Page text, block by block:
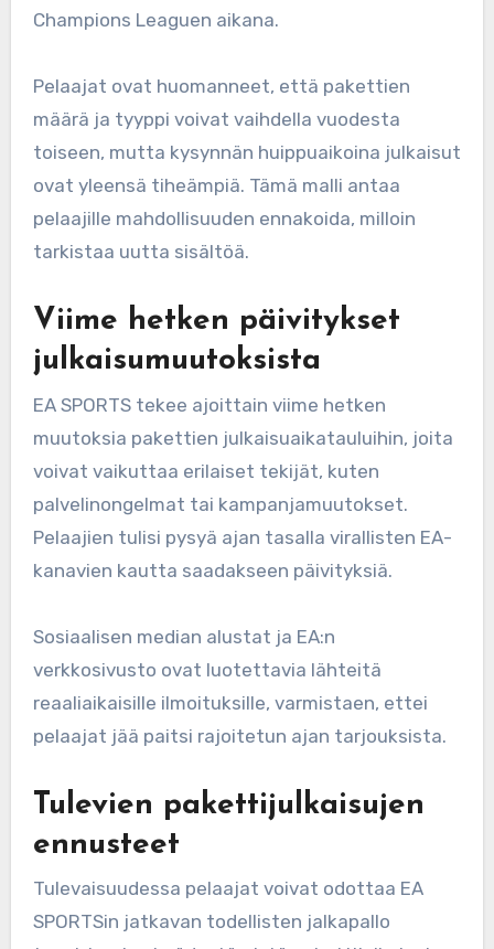
Champions Leaguen aikana.
Pelaajat ovat huomanneet, että pakettien
määrä ja tyyppi voivat vaihdella vuodesta
toiseen, mutta kysynnän huippuaikoina julkaisut
ovat yleensä tiheämpiä. Tämä malli antaa
pelaajille mahdollisuuden ennakoida, milloin
tarkistaa uutta sisältöä.
Viime hetken päivitykset
julkaisumuutoksista
EA SPORTS tekee ajoittain viime hetken
muutoksia pakettien julkaisuaikatauluihin, joita
voivat vaikuttaa erilaiset tekijät, kuten
palvelinongelmat tai kampanjamuutokset.
Pelaajien tulisi pysyä ajan tasalla virallisten EA-
kanavien kautta saadakseen päivityksiä.
Sosiaalisen median alustat ja EA:n
verkkosivusto ovat luotettavia lähteitä
reaaliaikaisille ilmoituksille, varmistaen, ettei
pelaajat jää paitsi rajoitetun ajan tarjouksista.
Tulevien pakettijulkaisujen
ennusteet
Tulevaisuudessa pelaajat voivat odottaa EA
SPORTSin jatkavan todellisten jalkapallo